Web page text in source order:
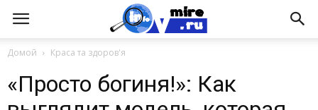
Домой Краса та здоров'я
«Просто богиня!»: Как